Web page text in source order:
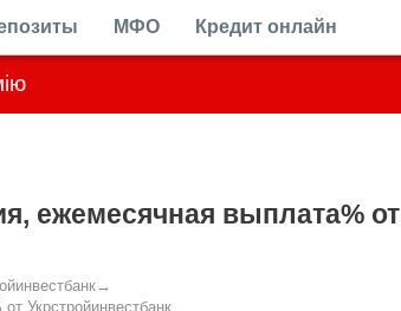
МФО Кредит онлайн
ежемесячная выплата% от
→
Укрстройинвестбанк